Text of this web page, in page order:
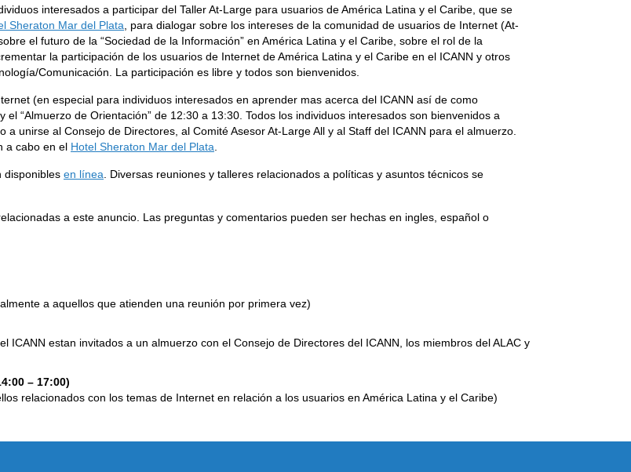
interesados a participar del Taller At-Large para usuarios de América Latina y el Caribe, que se
Sheraton Mar del Plata , para dialogar sobre los intereses de la comunidad de usuarios de Internet (At-
el futuro de la “Sociedad de la Información” en América Latina y el Caribe, sobre el rol de la
la participación de los usuarios de Internet de América Latina y el Caribe en el ICANN y otros
Comunicación. La participación es libre y todos son bienvenidos.
(en especial para individuos interesados en aprender mas acerca del ICANN así de como
“Almuerzo de Orientación” de 12:30 a 13:30. Todos los individuos interesados son bienvenidos a
unirse al Consejo de Directores, al Comité Asesor At-Large All y al Staff del ICANN para el almuerzo.
a cabo en el Hotel Sheraton Mar del Plata
disponibles en línea . Diversas reuniones y talleres relacionados a políticas y asuntos técnicos se
a este anuncio. Las preguntas y comentarios pueden ser hechas en ingles, español o
a aquellos que atienden una reunión por primera vez)
estan invitados a un almuerzo con el Consejo de Directores del ICANN, los miembros del ALAC y
– 17:00)
relacionados con los temas de Internet en relación a los usuarios en América Latina y el Caribe)